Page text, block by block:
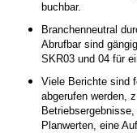
buchbar.
Branchenneutral
Abrufbar sind
SKR03 und 04 für
Viele Berichte sind
abgerufen werden,
Planwerten, eine